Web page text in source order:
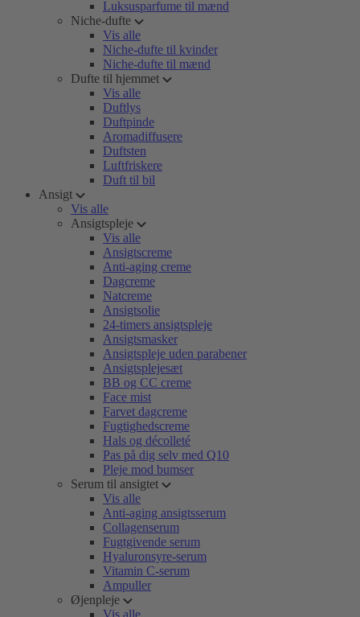
Luksusparfume til mænd
Niche-dufte
Vis alle
Niche-dufte til kvinder
Niche-dufte til mænd
Dufte til hjemmet
Vis alle
Duftlys
Duftpinde
Aromadiffusere
Duftsten
Luftfriskere
Duft til bil
Ansigt
Vis alle
Ansigtspleje
Vis alle
Ansigtscreme
Anti-aging creme
Dagcreme
Natcreme
Ansigtsolie
24-timers ansigtspleje
Ansigtsmasker
Ansigtspleje uden parabener
Ansigtsplejesæt
BB og CC creme
Face mist
Farvet dagcreme
Fugtighedscreme
Hals og décolleté
Pas på dig selv med Q10
Pleje mod bumser
Serum til ansigtet
Vis alle
Anti-aging ansigtsserum
Collagenserum
Fugtgivende serum
Hyaluronsyre-serum
Vitamin C-serum
Ampuller
Øjenpleje
Vis alle